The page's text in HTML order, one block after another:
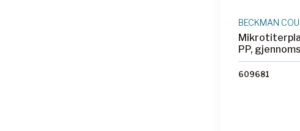
BECKMAN
PP,
609681